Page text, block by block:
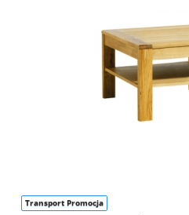
Transport Promocja